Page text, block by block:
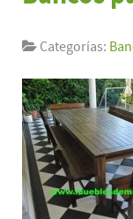
Categorías: